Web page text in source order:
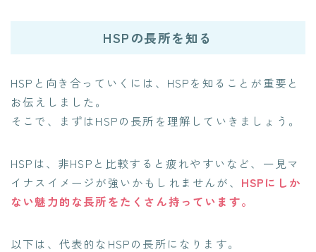
HSPの長所を知る
HSPと向き合っていくには、HSPを知ることが重要と
お伝えしました。
そこで、まずはHSPの長所を理解していきましょう。
HSPは、非HSPと比較すると疲れやすいなど、一見マ
イナスイメージが強いかもしれませんが、 HSPにしか
ない魅力的な長所をたくさん持っています。
以下は、代表的なHSPの長所になります。